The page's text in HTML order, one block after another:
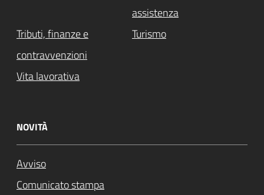
assistenza
Tributi, finanze e
contravvenzioni
Turismo
Vita lavorativa
NOVITÀ
Avviso
Comunicato stampa